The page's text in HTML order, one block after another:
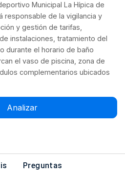
Municipal La Hípica de
responsable de la vigilancia y
y gestión de tarifas,
instalaciones, tratamiento del
durante el horario de baño
el vaso de piscina, zona de
complementarios ubicados
Analizar
Preguntas